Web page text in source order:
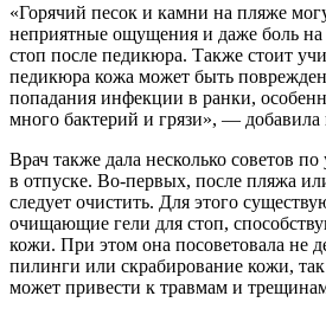
«Горячий песок и камни на пляже
неприятные ощущения и даже боль на
стоп после педикюра. Также стоит
педикюра кожа может быть
попадания инфекции в ранки,
много бактерий и грязи», — добавила
Врач также дала несколько советов по
в отпуске. Во-первых, после пляжа
следует очистить. Для этого
очищающие гели для стоп,
кожи. При этом она посоветовала не
пилинги или скрабирование кожи, так
может привести к травмам и